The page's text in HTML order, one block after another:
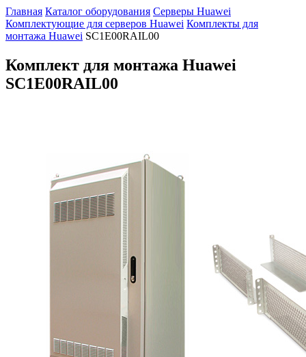
Главная Каталог оборудования Серверы Huawei
Комплектующие для серверов Huawei Комплекты для
монтажа Huawei SC1E00RAIL00
Комплект для монтажа Huawei
SC1E00RAIL00